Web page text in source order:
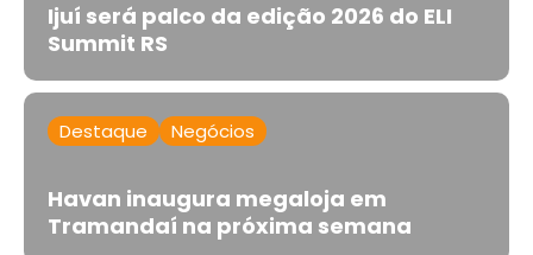
Ijuí será palco da edição 2026 do ELI
Summit RS
Destaque Negócios
Havan inaugura megaloja em
Tramandaí na próxima semana